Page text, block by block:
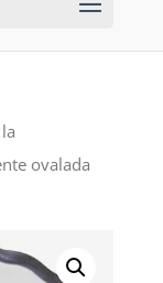
ovalada